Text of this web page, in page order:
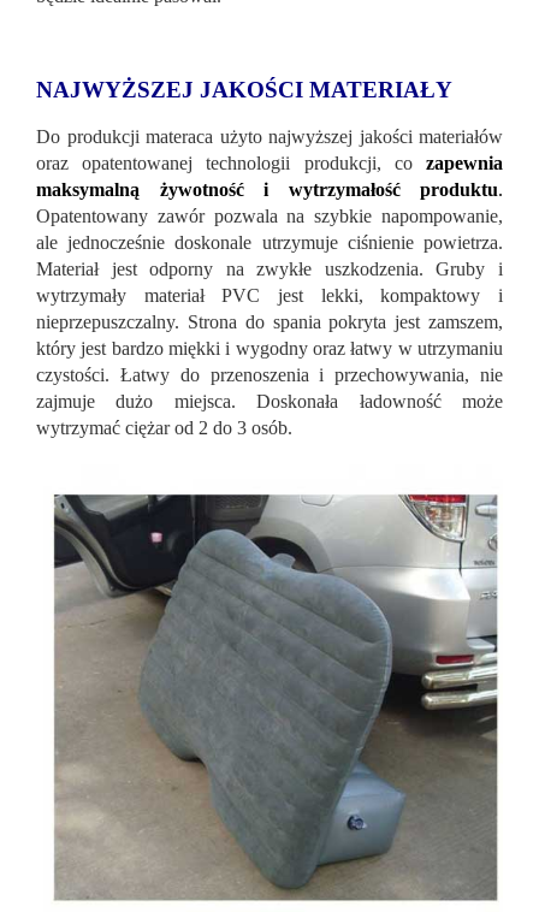
NAJWYŻSZEJ JAKOŚCI MATERIAŁY
Do produkcji materaca użyto najwyższej jakości materiałów
oraz opatentowanej technologii produkcji, co zapewnia
maksymalną żywotność i wytrzymałość produktu.
Opatentowany zawór pozwala na szybkie napompowanie,
ale jednocześnie doskonale utrzymuje ciśnienie powietrza.
Materiał jest odporny na zwykłe uszkodzenia. Gruby i
wytrzymały materiał PVC jest lekki, kompaktowy i
nieprzepuszczalny. Strona do spania pokryta jest zamszem,
który jest bardzo miękki i wygodny oraz łatwy w utrzymaniu
czystości. Łatwy do przenoszenia i przechowywania, nie
zajmuje dużo miejsca. Doskonała ładowność może
wytrzymać ciężar od 2 do 3 osób.